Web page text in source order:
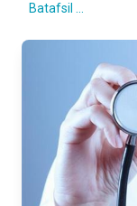
Batafsil ...